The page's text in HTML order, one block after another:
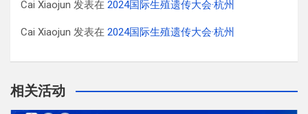
Cai Xiaojun 发表在 2024国际生殖遗传大会·杭州
Cai Xiaojun 发表在 2024国际生殖遗传大会·杭州
相关活动